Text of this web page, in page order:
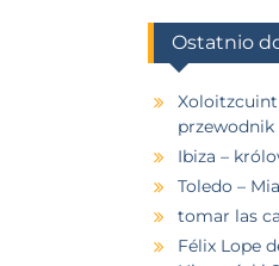
Ostatnio
przewodnik
Ibiza –
Toledo –
tomar las
Félix Lope